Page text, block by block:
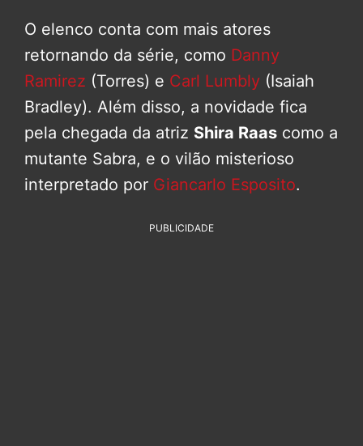
O elenco conta com mais atores
retornando da série, como Danny
Ramirez (Torres) e Carl Lumbly (Isaiah
Bradley). Além disso, a novidade fica
pela chegada da atriz Shira Raas como a
mutante Sabra, e o vilão misterioso
interpretado por Giancarlo Esposito.
PUBLICIDADE